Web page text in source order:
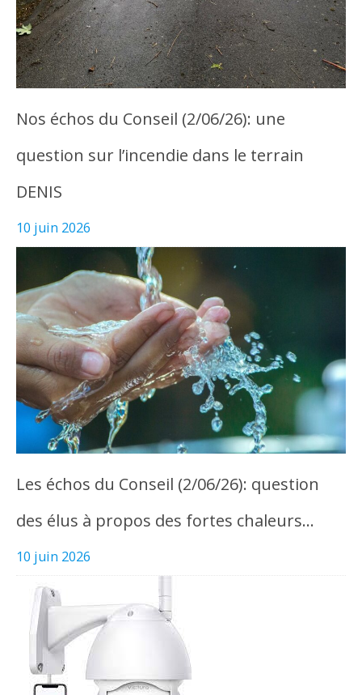
Nos échos du Conseil (2/06/26): une
question sur l’incendie dans le terrain
DENIS
10 juin 2026
Les échos du Conseil (2/06/26): question
des élus à propos des fortes chaleurs…
10 juin 2026